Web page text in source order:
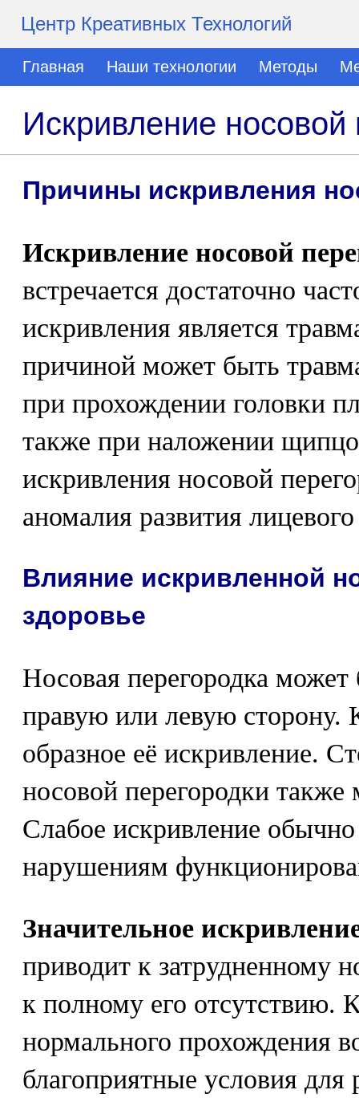
Центр Креативных Технологий
Главная Наши технологии Методы
Искривление носовой
Причины искривления
Искривление носовой
встречается достаточно
искривления является
причиной может быть
при прохождении головки
также при наложении
искривления носовой
аномалия развития лицевого
Влияние искривленной
здоровье
Носовая перегородка
правую или левую сторону.
образное её искривление.
носовой перегородки
Слабое искривление
нарушениям
Значительное
приводит к затрудненному
к полному его отсутствию.
нормального прохождения
благоприятные условия для